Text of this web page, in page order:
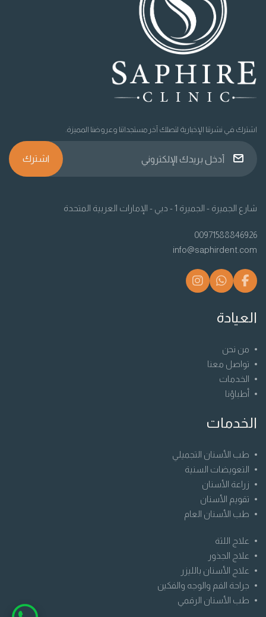
اشترك في نشرتنا الإخبارية لتصلك آخر مستجداتنا وعروضنا المميزة.
اشترك
شارع الجميرة - الجميرة 1 - دبي - الإمارات العربية المتحدة
00971588846926
info@saphirdent.com
العيادة
من نحن
تواصل معنا
الخدمات
أطباؤنا
الخدمات
طب الأسنان التجميلي
التعويضات السنية
زراعة الأسنان
تقويم الأسنان
طب الأسنان العام
علاج اللثة
علاج الجذور
علاج الأسنان بالليزر
جراحة الفم والوجه والفكين
طب الأسنان الرقمي